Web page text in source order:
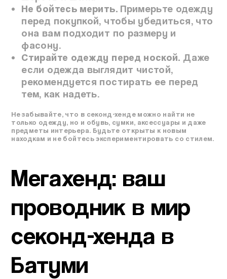
Не бойтесь мерить.Примерьте одежду
перед покупкой, чтобы убедиться, что
она вам подходит по размеру и
фасону.
Стирайте одежду перед ноской. Даже
если одежда выглядит чистой,
рекомендуется постирать ее перед
тем, как надеть.
Не забывайте, что в секонд-хенде можно найти не
только одежду, но и обувь, сумки, аксессуары и даже
предметы интерьера. Будьте открыты к новым
находкам и не бойтесь экспериментировать со стилем.
Мегахенд: ваш
проводник в мир
секонд-хенда в
Батуми